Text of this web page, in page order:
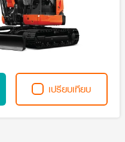
เปรียบเทียบ